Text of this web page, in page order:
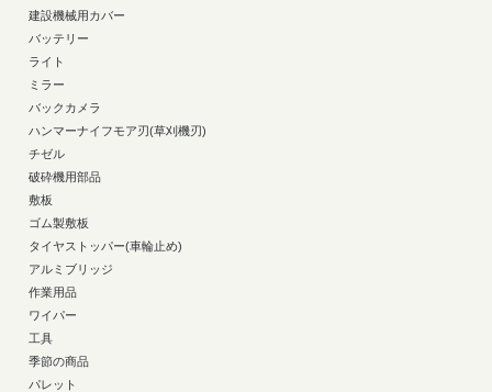
建設機械用カバー
バッテリー
ライト
ミラー
バックカメラ
ハンマーナイフモア刃(草刈機刃)
チゼル
破砕機用部品
敷板
ゴム製敷板
タイヤストッパー(車輪止め)
アルミブリッジ
作業用品
ワイパー
工具
季節の商品
パレット